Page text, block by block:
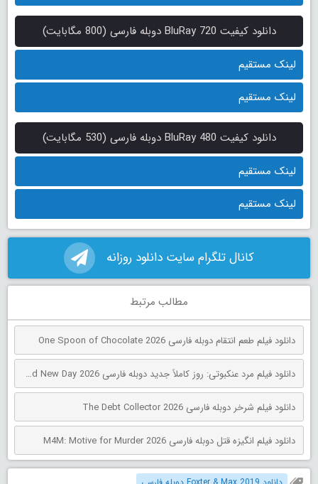
دانلود کیفیت BluRay 720 دوبله فارسی (800 مگابایت)
لینک مستقیم
لینک مستقیم
دانلود کیفیت BluRay 480 دوبله فارسی (530 مگابایت)
لینک مستقیم
لینک مستقیم
کانال تلگرام سایت دانلود روزانه
مطالب مرتبط
دانلود فیلم طعم انتقام دوبله فارسی One Spoon of Chocolate 2026
دانلود فیلم مرد عنکبوتی: روز کاملاً جدید دوبله فارسی Spider-Man: Brand New Day 2026
دانلود فیلم شرخر دوبله فارسی The Debt Collector 2026
دانلود فیلم انگیزه قتل دوبله فارسی M4M: Motive for Murder 2026